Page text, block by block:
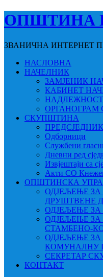
ОПШТИНА
ЗВАНИЧНА ИНТЕРНЕТ
НАСЛОВНА
НАЧЕЛНИК
ЗАМЈЕНИК
КАБИНЕТ
СКУПШТИНА
Одборници
Службени
Дневни ред
Извјештаји са
Акти СО
ОПШТИНСКА
ОДЈЕЉЕЊЕ
ДРУШТВЕНЕ
ОДЈЕЉЕЊЕ
ОДЈЕЉЕЊЕ
СТАМБЕНО-
ОДЈЕЉЕЊЕ
КОМУНАЛНУ
СЕКРЕТАР
КОНТАКТ